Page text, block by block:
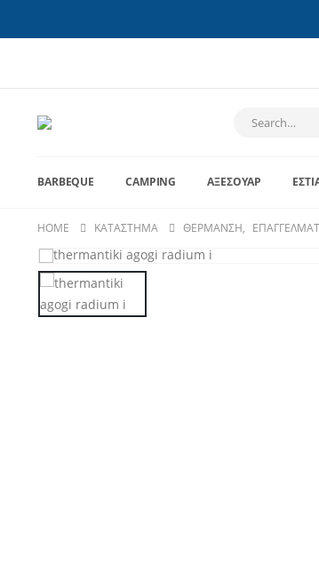
BARBEQUE CAMPING ΑΞΕΣΟΥΆΡ
HOME ΚΑΤΆΣΤΗΜΑ ΘΈΡΜΑΝΣΗ,